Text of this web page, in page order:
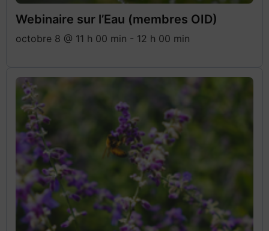
Webinaire sur l’Eau (membres OID)
octobre 8 @ 11 h 00 min - 12 h 00 min